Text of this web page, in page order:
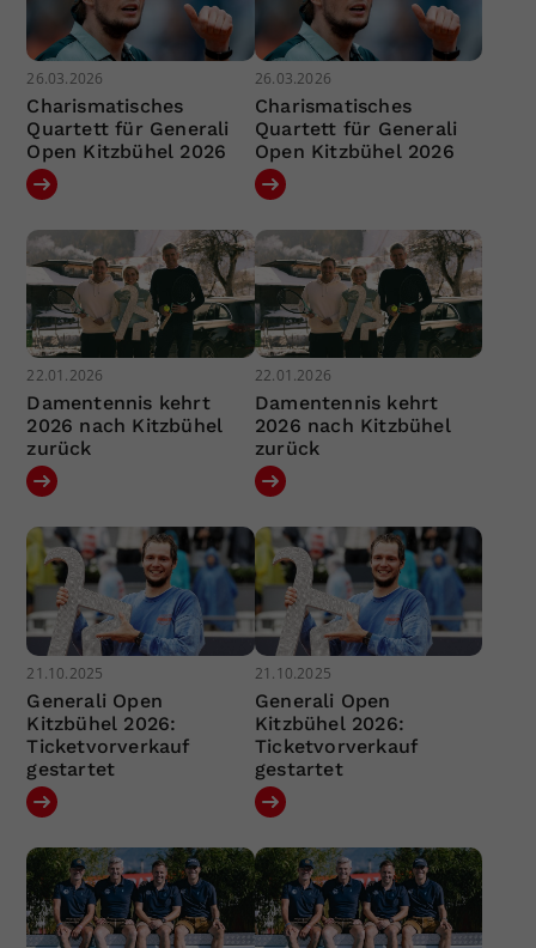
26.03.2026
Charismatisches
Quartett für Generali
Open Kitzbühel 2026
26.03.2026
Charismatisches
Quartett für Generali
Open Kitzbühel 2026
22.01.2026
Damentennis kehrt
2026 nach Kitzbühel
zurück
22.01.2026
Damentennis kehrt
2026 nach Kitzbühel
zurück
21.10.2025
Generali Open
Kitzbühel 2026:
Ticketvorverkauf
gestartet
21.10.2025
Generali Open
Kitzbühel 2026:
Ticketvorverkauf
gestartet